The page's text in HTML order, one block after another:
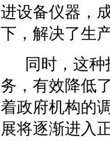
进设备仪器，
下，解决了生
同时，这种
务，有效降低
着政府机构的
展将逐渐进入